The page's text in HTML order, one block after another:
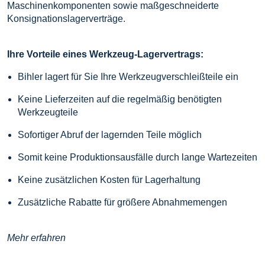
Maschinenkomponenten sowie maßgeschneiderte
Konsignationslagerverträge.
Ihre Vorteile eines Werkzeug-Lagervertrags:
Bihler lagert für Sie Ihre Werkzeugverschleißteile ein
Keine Lieferzeiten auf die regelmäßig benötigten
Werkzeugteile
Sofortiger Abruf der lagernden Teile möglich
Somit keine Produktionsausfälle durch lange Wartezeiten
Keine zusätzlichen Kosten für Lagerhaltung
Zusätzliche Rabatte für größere Abnahmemengen
Mehr erfahren